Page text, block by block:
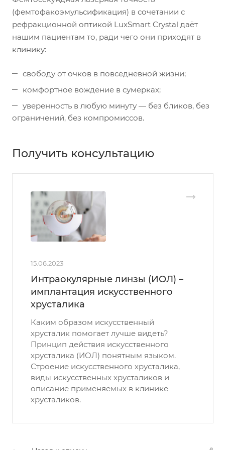
(фемтофакоэмульсификация) в сочетании с
рефракционной оптикой LuxSmart Crystal даёт
нашим пациентам то, ради чего они приходят в
клинику:
свободу от очков в повседневной жизни;
комфортное вождение в сумерках;
уверенность в любую минуту — без бликов, без
ограничений, без компромиссов.
Получить консультацию
15.06.2023
Интраокулярные линзы (ИОЛ) –
имплантация искусственного
хрусталика
Каким образом искусственный
хрусталик помогает лучше видеть?
Принцип действия искусственного
хрусталика (ИОЛ) понятным языком.
Строение искусственного хрусталика,
виды искусственных хрусталиков и
описание применяемых в клинике
хрусталиков.